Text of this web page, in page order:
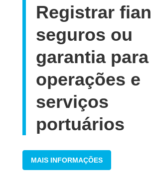
Registrar
seguros ou
garantia para
operações e
serviços
portuários
MAIS INFORMAÇÕES